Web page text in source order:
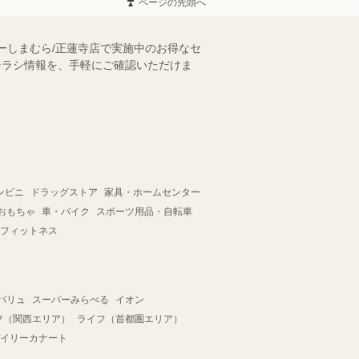
ページの先頭へ
しまむら/正蓮寺店で実施中のお得なセ
シ情報を、手軽にご確認いただけま
ビニ ドラッグストア
家具・ホームセンター
もちゃ 車・バイク
スポーツ用品・自転車
ィットネス
リュ スーパーみらべる
イオン
関西エリア）
ライフ（首都圏エリア）
リーカナート